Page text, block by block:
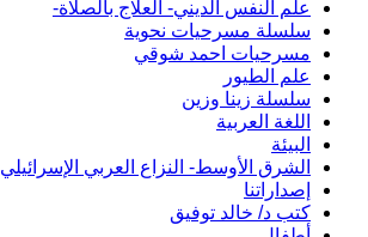
علم النفس الديني- العلاج بالصلاة-
سلسلة مسرحيات نحوية
مسرحيات احمد شوقي
علم الطيور
سلسلة زينا وزين
اللغة العربية
البيئة
الشرق الأوسط- النزاع العربي الإسرائيلي
إصداراتنا
كتب د/ خالد توفيق